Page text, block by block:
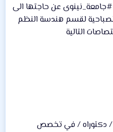
#جامعة_نينوى عن حاجتها الى
لقسم هندسة النظم
التالية
/ دكتوراه / في تخصص